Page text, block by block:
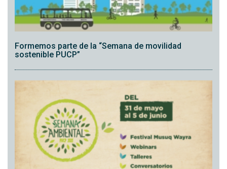
Formemos parte de la “Semana de movilidad
sostenible PUCP”